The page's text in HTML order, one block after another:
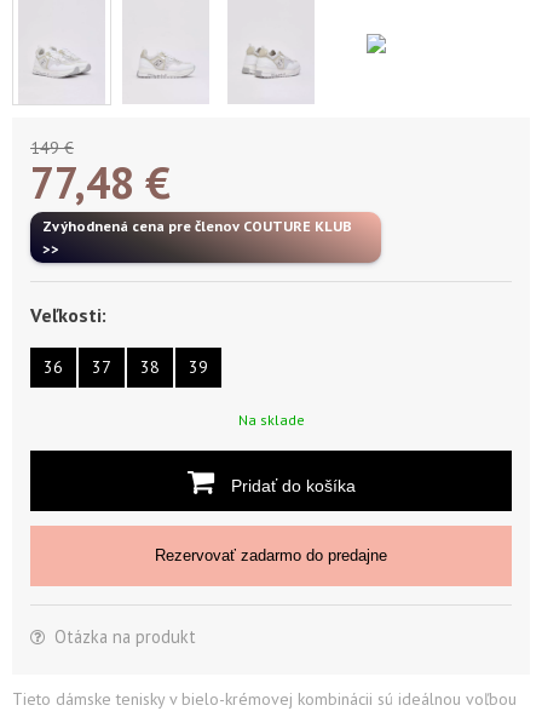
149 €
77,48 €
Zvýhodnená cena pre členov COUTURE KLUB
>>
Veľkosti:
36 37 38 39
Na sklade
Pridať do košíka
Rezervovať zadarmo do predajne
Otázka na produkt
Tieto dámske tenisky v bielo-krémovej kombinácii sú ideálnou voľbou